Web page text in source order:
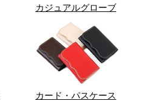
カジュアルグローブ
カード・パスケース